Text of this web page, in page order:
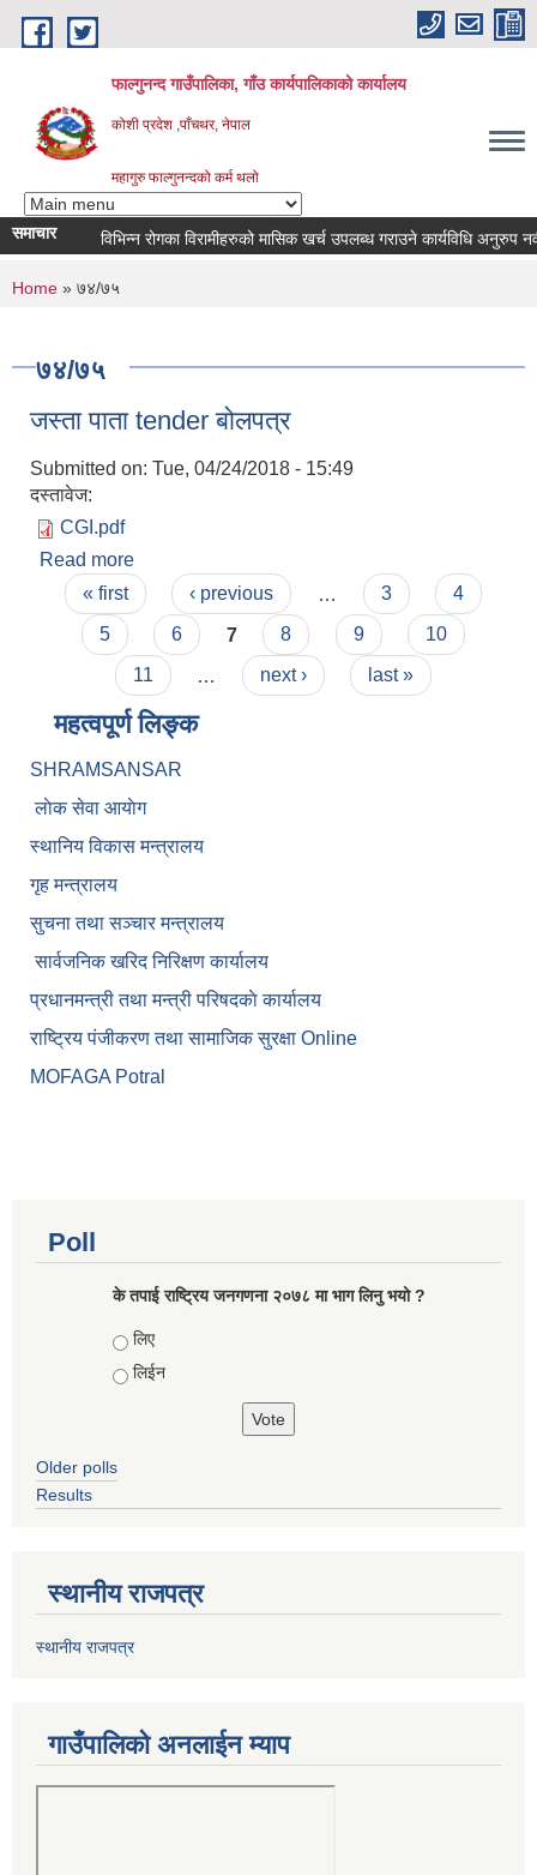
Skip to main content
फाल्गुनन्द गाउँपालिका, गाँउ कार्यपालिकाको कार्यालय
कोशी प्रदेश ,पाँचथर, नेपाल
महागुरु फाल्गुनन्दको कर्म थलो
समाचार विभिन्न रोगका विरामीहरुको मासिक खर्च उपलब्ध गराउने कार्यविधि अनुरुप
You are here
Home » ७४/७५
७४/७५
जस्ता पाता tender बोलपत्र
Submitted on: Tue, 04/24/2018 - 15:49
दस्तावेज:
CGI.pdf
Read more
Pages
« first ‹ previous 3
4
5
6 7 8 9
10
11
next › last »
महत्वपूर्ण लिङ्क
SHRAMSANSAR
लाेक सेवा आयाेग
स्थानिय विकास मन्त्रालय
गृह मन्त्रालय
सुचना तथा सञ्चार मन्त्रालय
सार्वजनिक खरिद निरिक्षण कार्यालय
प्रधानमन्त्री तथा मन्त्री परिषदकाे कार्यालय
राष्ट्रिय पंजीकरण तथा सामाजिक सुरक्षा Online
MOFAGA Potral
Poll
के तपाई राष्ट्रिय जनगणना २०७८ मा भाग लिनु भयो ?
Choices
लिए
लिईन
Older polls
Results
स्थानीय राजपत्र
स्थानीय राजपत्र
गाउँपालिको अनलाईन म्याप